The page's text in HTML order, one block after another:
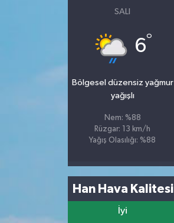
SALI
6°
Bölgesel düzensiz yağmur
yağışlı
Nem: %88
Rüzgar: 13 km/h
Yağış Olasılığı: %88
Han Hava Kalitesi
İyi